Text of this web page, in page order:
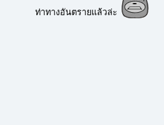
ท่าทางอันตรายแล้วล่ะ